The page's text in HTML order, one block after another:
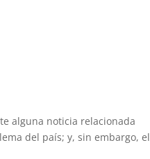
alguna noticia relacionada
del país; y, sin embargo, el